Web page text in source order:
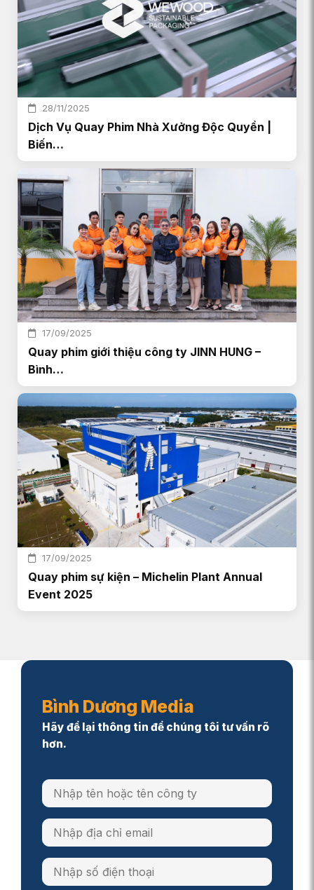
28/11/2025
Dịch Vụ Quay Phim Nhà Xưởng Độc Quyền |
Biến…
17/09/2025
Quay phim giới thiệu công ty JINN HUNG –
Bình…
17/09/2025
Quay phim sự kiện – Michelin Plant Annual
Event 2025
Bình Dương Media
Hãy để lại thông tin để chúng tôi tư vấn rõ
hơn.